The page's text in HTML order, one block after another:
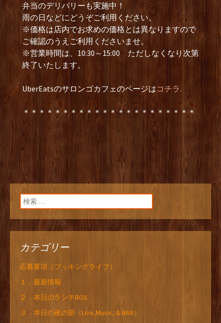
弁当のデリバリーも実施中！
雨の日などにどうぞご利用ください。
※価格は店内でお求めの価格とは異なりますので
ご確認のうえご利用くださいませ。
※営業時間は、10:30～15:00 ただしなくなり次第
終了いたします。
UberEatsのサロンゴカフェのページはコチラ.
＊＊＊＊＊＊＊＊＊＊＊＊＊＊＊＊＊＊＊＊＊＊
検索:
カテゴリー
応募要項（ブッキングライブ）
１．最新情報
２．本日のランチBOX
３．本日の夜の部（Live,Music, & BAR）